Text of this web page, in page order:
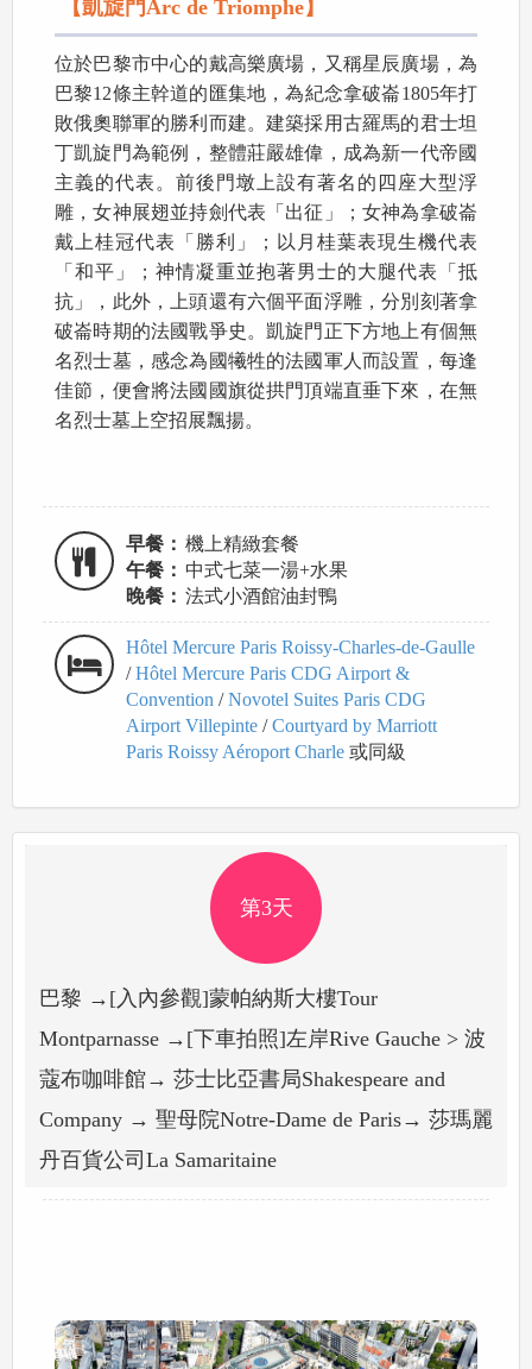
【凱旋門Arc de Triomphe】
位於巴黎市中心的戴高樂廣場，又稱星辰廣場，為
巴黎12條主幹道的匯集地，為紀念拿破崙1805年打
敗俄奧聯軍的勝利而建。建築採用古羅馬的君士坦
丁凱旋門為範例，整體莊嚴雄偉，成為新一代帝國
主義的代表。前後門墩上設有著名的四座大型浮
雕，女神展翅並持劍代表「出征」；女神為拿破崙
戴上桂冠代表「勝利」；以月桂葉表現生機代表
「和平」；神情凝重並抱著男士的大腿代表「抵
抗」，此外，上頭還有六個平面浮雕，分別刻著拿
破崙時期的法國戰爭史。凱旋門正下方地上有個無
名烈士墓，感念為國犧牲的法國軍人而設置，每逢
佳節，便會將法國國旗從拱門頂端直垂下來，在無
名烈士墓上空招展飄揚。
早餐： 機上精緻套餐
午餐： 中式七菜一湯+水果
晚餐： 法式小酒館油封鴨
Hôtel Mercure Paris Roissy-Charles-de-Gaulle
/Hôtel Mercure Paris CDG Airport &
Convention /Novotel Suites Paris CDG
Airport Villepinte /Courtyard by Marriott
Paris Roissy Aéroport Charle 或同級
第3天
巴黎 →[入內參觀]蒙帕納斯大樓Tour
Montparnasse →[下車拍照]左岸Rive Gauche > 波
蔻布咖啡館→ 莎士比亞書局Shakespeare and
Company → 聖母院Notre-Dame de Paris→ 莎瑪麗
丹百貨公司La Samaritaine